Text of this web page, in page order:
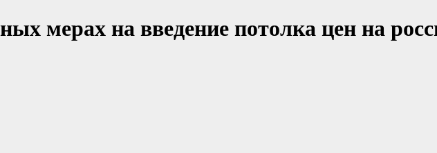
мерах на введение потолка цен на